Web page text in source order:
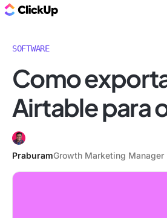
SOFTWARE
Como
Airtable para
PraburamGrowth Marketing Manager